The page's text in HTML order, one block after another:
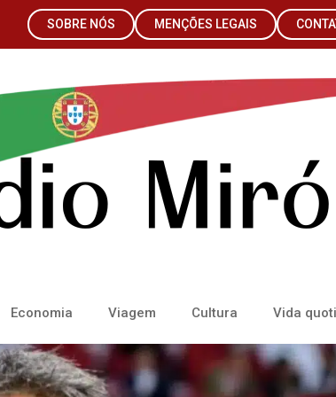
SOBRE NÓS MENÇÕES LEGAIS
Economia Viagem Cultura Vida